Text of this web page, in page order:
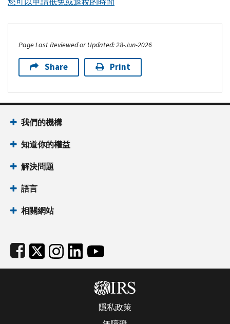
單身、已婚單獨報稅或戶主
請透過退稅追蹤工具 （英文）或IRS應用程式發起退稅追蹤。
請致電800-829-1040
與我們聯絡。請備好您的報稅表。
在您申請追蹤退稅後
我們將根據退稅支票的狀態來處理您的申請：
若支票簽發未滿一年
若支票簽發已滿一年
財政服務局（英文）(BFS）
請依指示填寫並寄回該申請資料包。
Page Last Reviewed or Updated: 28-Jun-2026
Share Print
Footer Navigation
我們的機構
知道你的權益
解決問題
語言
相關網站
Subfooter
隱私政策